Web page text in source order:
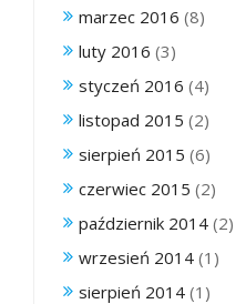
marzec 2016 (8)
luty 2016 (3)
styczeń 2016 (4)
listopad 2015 (2)
sierpień 2015 (6)
czerwiec 2015 (2)
październik 2014 (2)
wrzesień 2014 (1)
sierpień 2014 (1)